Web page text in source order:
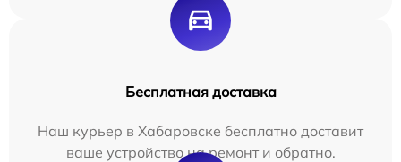
Бесплатная доставка
Наш курьер в Хабаровске бесплатно доставит
ваше устройство на ремонт и обратно.